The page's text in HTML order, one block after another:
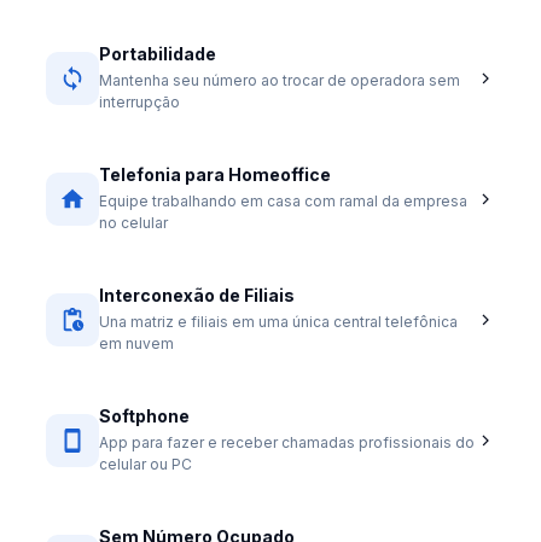
Portabilidade
Mantenha seu número ao trocar de operadora sem
interrupção
Telefonia para Homeoffice
Equipe trabalhando em casa com ramal da empresa
no celular
Interconexão de Filiais
Una matriz e filiais em uma única central telefônica
em nuvem
Softphone
App para fazer e receber chamadas profissionais do
celular ou PC
Sem Número Ocupado